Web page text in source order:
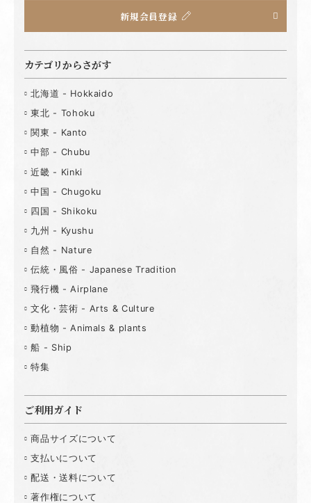
新規会員登録
カテゴリからさがす
北海道 - Hokkaido
東北 - Tohoku
関東 - Kanto
中部 - Chubu
近畿 - Kinki
中国 - Chugoku
四国 - Shikoku
九州 - Kyushu
自然 - Nature
伝統・風俗 - Japanese Tradition
飛行機 - Airplane
文化・芸術 - Arts & Culture
動植物 - Animals & plants
船 - Ship
特集
ご利用ガイド
商品サイズについて
支払いについて
配送・送料について
著作権について